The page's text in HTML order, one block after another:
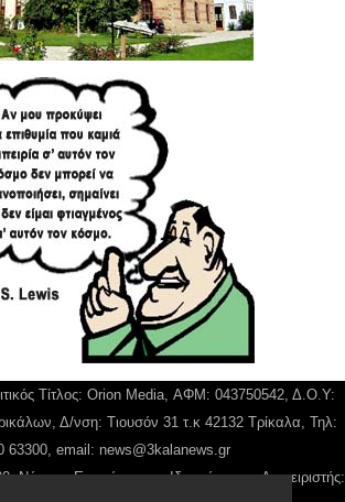
Τίτλος: Orion Media, ΑΦΜ: 043750542, Δ.Ο.Υ:
Δ/νση: Τιουσόν 31 τ.κ 42132 Τρίκαλα, Τηλ:
63300, email: news@3kalanews.gr
Νόμιμος Εκπρόσωπος, Ιδιοκτήτης και Διαχειριστής: